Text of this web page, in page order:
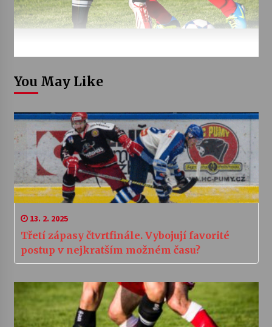
You May Like
13. 2. 2025
Třetí zápasy čtvrtfinále. Vybojují favorité
postup v nejkratším možném času?